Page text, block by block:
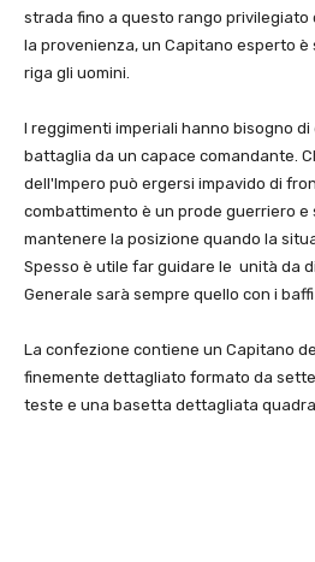
strada fino a questo rango privilegiato
la provenienza, un Capitano esperto è
riga gli uomini.
I reggimenti imperiali hanno bisogno
battaglia da un capace comandante.
dell'Impero può ergersi impavido di
combattimento è un prode guerriero e
mantenere la posizione quando la
Spesso è utile far guidare le unità da
Generale sarà sempre quello con i
La confezione contiene un Capitano
finemente dettagliato formato da
teste e una basetta dettagliata